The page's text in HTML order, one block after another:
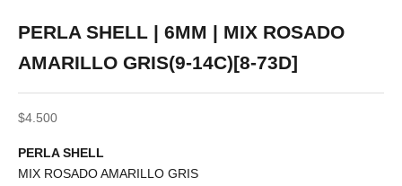
PERLA SHELL | 6MM | MIX ROSADO
AMARILLO GRIS(9-14C)[8-73D]
Precio de oferta
$4.500
PERLA SHELL
MIX ROSADO AMARILLO GRIS